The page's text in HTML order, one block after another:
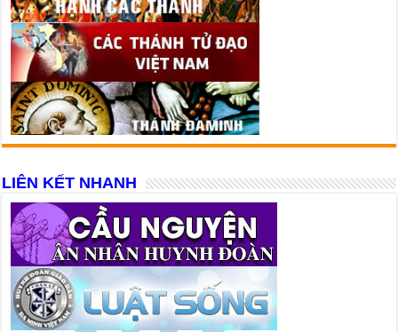
LIÊN KẾT NHANH